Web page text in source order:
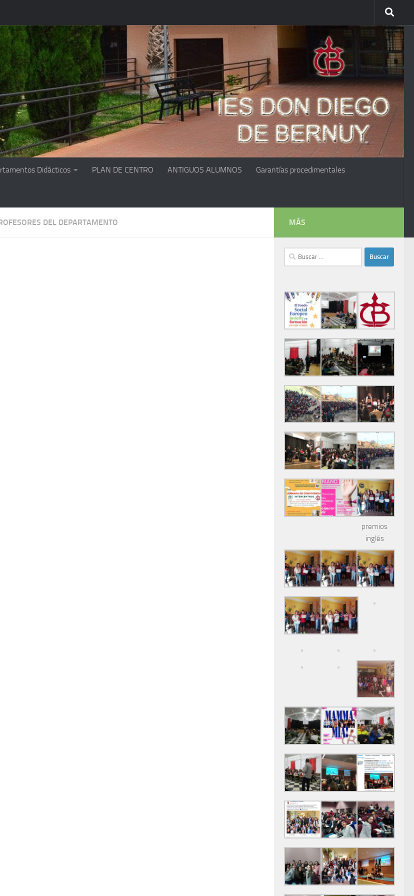
Didácticos PLAN DE CENTRO ANTIGUOS ALUMNOS Garantías procedimentales
DEL DEPARTAMENTO MÁS
Buscar:
premios
inglés